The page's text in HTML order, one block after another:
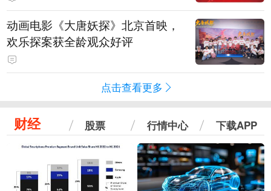
动画电影《大唐妖探》北京首映，
欢乐探案获全龄观众好评
点击查看更多
财经 股票 行情中心 下载APP